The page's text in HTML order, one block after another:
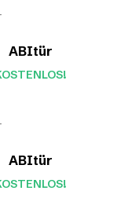
ABItür
ABItür